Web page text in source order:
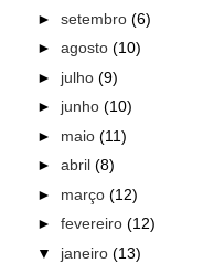
► setembro (6)
► agosto (10)
► julho (9)
► junho (10)
► maio (11)
► abril (8)
► março (12)
► fevereiro (12)
▼ janeiro (13)